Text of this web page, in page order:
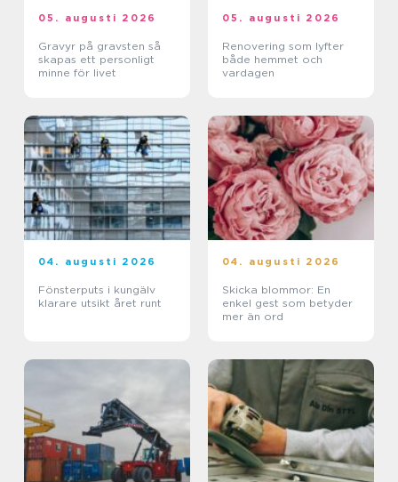
05. augusti 2026
Gravyr på gravsten så
skapas ett personligt
minne för livet
05. augusti 2026
Renovering som lyfter
både hemmet och
vardagen
04. augusti 2026
Fönsterputs i kungälv
klarare utsikt året runt
04. augusti 2026
Skicka blommor: En
enkel gest som betyder
mer än ord